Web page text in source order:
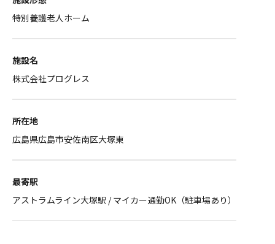
特別養護老人ホーム
施設名
株式会社プログレス
所在地
広島県広島市安佐南区大塚東
最寄駅
アストラムライン大塚駅 / マイカー通勤OK（駐車場あり）